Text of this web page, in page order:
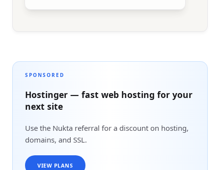
SPONSORED
Hostinger — fast web hosting for your
next site
Use the Nukta referral for a discount on hosting,
domains, and SSL.
VIEW PLANS